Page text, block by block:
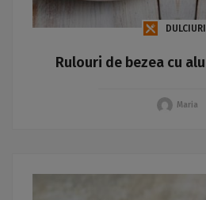
DULCIURI
Rulouri de bezea cu
Maria